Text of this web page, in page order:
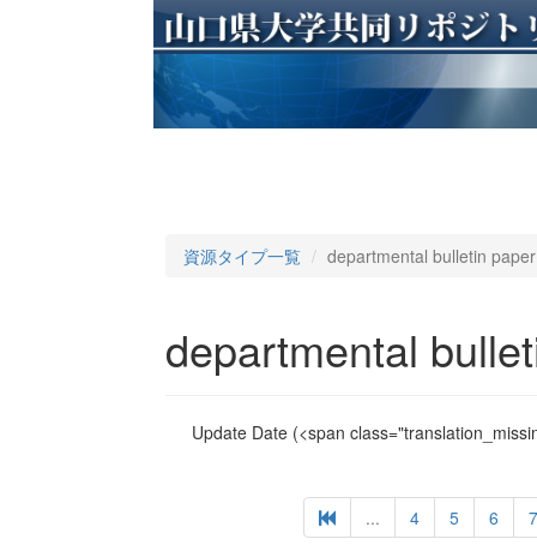
資源タイプ一覧 departmental bulletin paper
departmental
Update Date(<span
... 4 5 6 7